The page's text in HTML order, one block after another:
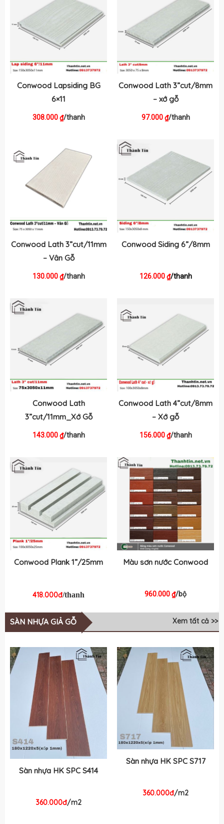
Conwood Lapsiding BG
6×11
308.000₫/thanh
Conwood Lath 3”cut/8mm
– xớ gỗ
97.000₫/thanh
Conwood Lath 3”cut/11mm
– Vân Gỗ
130.000₫/thanh
Conwood Siding 6”/8mm
126.000₫/thanh
Conwood Lath
3”cut/11mm_Xớ Gỗ
143.000₫/thanh
Conwood Lath 4”cut/8mm
– Xớ gỗ
156.000₫/thanh
Conwood Plank 1”/25mm
418.000đ/thanh
Màu sơn nước Conwood
960.000₫/bộ
SÀN NHỰA GIẢ GỖ
Sàn nhựa HK SPC S414
360.000đ/m2
Sàn nhựa HK SPC S717
360.000đ/m2
Xem tất cả >>